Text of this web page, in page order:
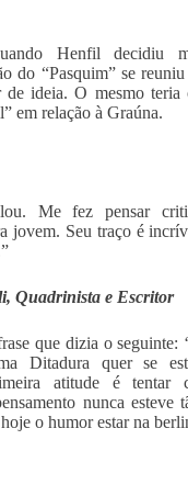
Henfil decidiu
do “Pasquim” se
de ideia. O mesmo teria
em relação à Graúna.
Me fez pensar
jovem. Seu traço é
Quadrinista e Escritor
que dizia o seguinte:
Ditadura quer se
atitude é tentar
nunca esteve
o humor estar na